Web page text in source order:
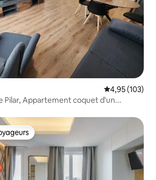
Évaluation
4,95 (103)
Pilar, Appartement coquet d'un...